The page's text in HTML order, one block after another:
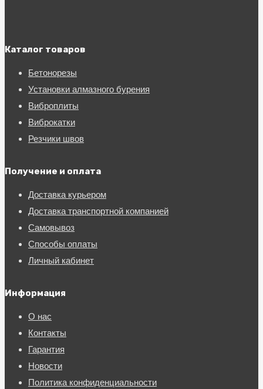
Каталог товаров
Бетонорезы
Установки алмазного бурения
Виброплиты
Виброкатки
Резчики швов
Получение и оплата
Доставка курьером
Доставка транспортной компанией
Самовывоз
Способы оплаты
Личный кабинет
Информация
О нас
Контакты
Гарантия
Новости
Политика конфиденциальности